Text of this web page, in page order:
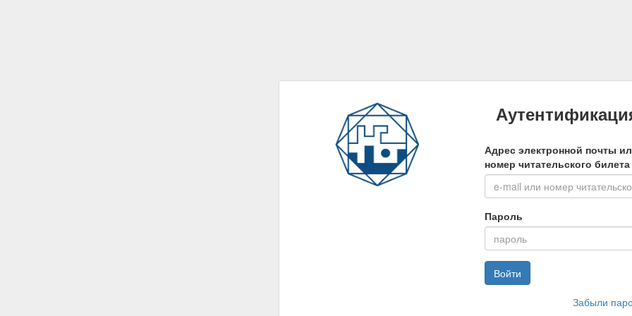
Адрес электронной почты
номер читательского билета
Пароль
Войти
Забыли